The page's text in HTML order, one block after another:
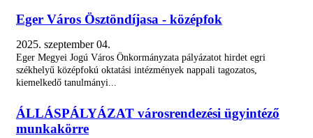
INDULHAT A KÁTYÚZÁS, A...
Száz millió forintos keretmegállapodást...
KÉSZÜL EGER ÚJ TELEPÜLÉSTERVE
Javasoljon Ön is kitüntetésre...
Eger Város Ösztöndíjasa - középfok
2025. szeptember 04.
Eger Megyei Jogú Város Önkormányzata pályázatot hirdet egri
székhelyű középfokú oktatási intézmények nappali tagozatos,
kiemelkedő tanulmányi...
ÁLLÁSPÁLYÁZAT városrendezési ügyintéző
munkakörre